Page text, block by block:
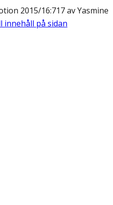
2015/16:717 av Yasmine
innehåll på sidan